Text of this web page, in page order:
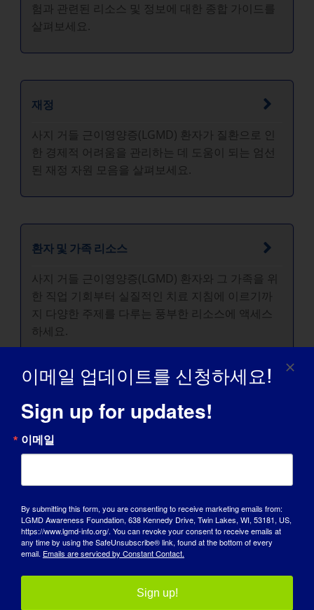
험과 관련된 리소스 및 정보에 대한 종합 가이드를
살펴보세요.
재정
사지 거들 근이영양증(LGMD) 환자가 질환으로 인
한 경제적 어려움을 관리하는 데 도움이 되는 엄선
된 재정 자원 모음을 살펴보세요.
환자 및 가족 리소스
사지 거들 근이영양증(LGMD) 환자와 그 가족을 위
한 직업 기회부터 실질적인 치료 지침에 이르기까
지 다양한 주제를 다루는 풍부한 리소스에 액세스
하세요.
옹호 파트너
이메일 업데이트를 신청하세요!
Sign up for updates!
이메일
By submitting this form, you are consenting to receive marketing emails from:
LGMD Awareness Foundation, 638 Kennedy Drive, Twin Lakes, WI, 53181, US,
https://www.lgmd-info.org/. You can revoke your consent to receive emails at
any time by using the SafeUnsubscribe® link, found at the bottom of every
email. Emails are serviced by Constant Contact.
Sign up!